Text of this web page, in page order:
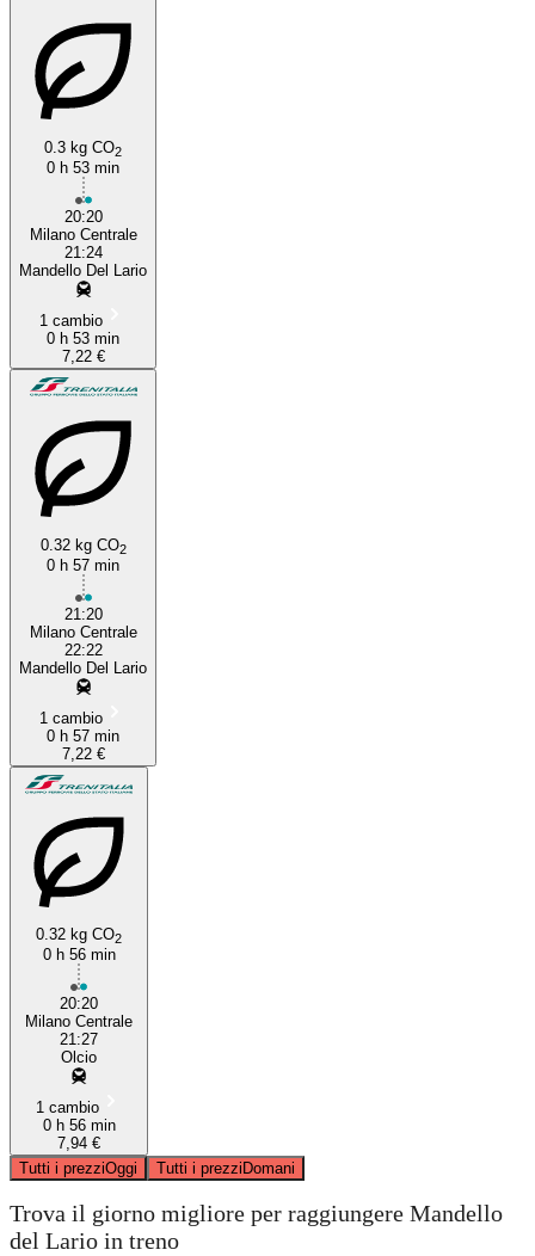
0.3 kg CO2
0 h 53 min
20:20
Milano Centrale
21:24
Mandello Del Lario
1 cambio
0 h 53 min
7,22 €
0.32 kg CO2
0 h 57 min
21:20
Milano Centrale
22:22
Mandello Del Lario
1 cambio
0 h 57 min
7,22 €
0.32 kg CO2
0 h 56 min
20:20
Milano Centrale
21:27
Olcio
1 cambio
0 h 56 min
7,94 €
Tutti i prezziOggi Tutti i prezziDomani
Trova il giorno migliore per raggiungere Mandello
del Lario in treno